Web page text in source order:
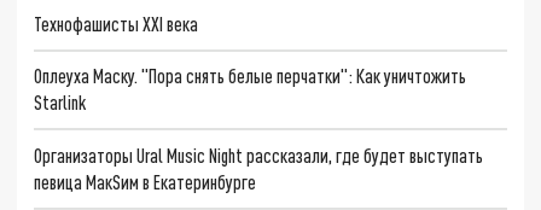
Технофашисты XXI века
Оплеуха Маску. "Пора снять белые перчатки": Как уничтожить
Starlink
Организаторы Ural Music Night рассказали, где будет выступать
певица МакSим в Екатеринбурге